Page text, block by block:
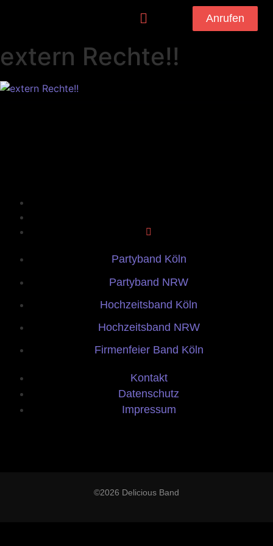
Anrufen
extern Rechte!!
Partyband Köln
Partyband NRW
Hochzeitsband Köln
Hochzeitsband NRW
Firmenfeier Band Köln
Kontakt
Datenschutz
Impressum
©2026 Delicious Band